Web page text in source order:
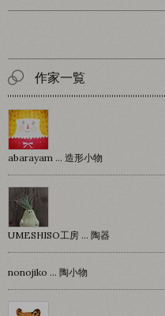
作家一覧
abarayam … 造形小物
UMESHISO工房 … 陶器
nonojiko ... 陶小物